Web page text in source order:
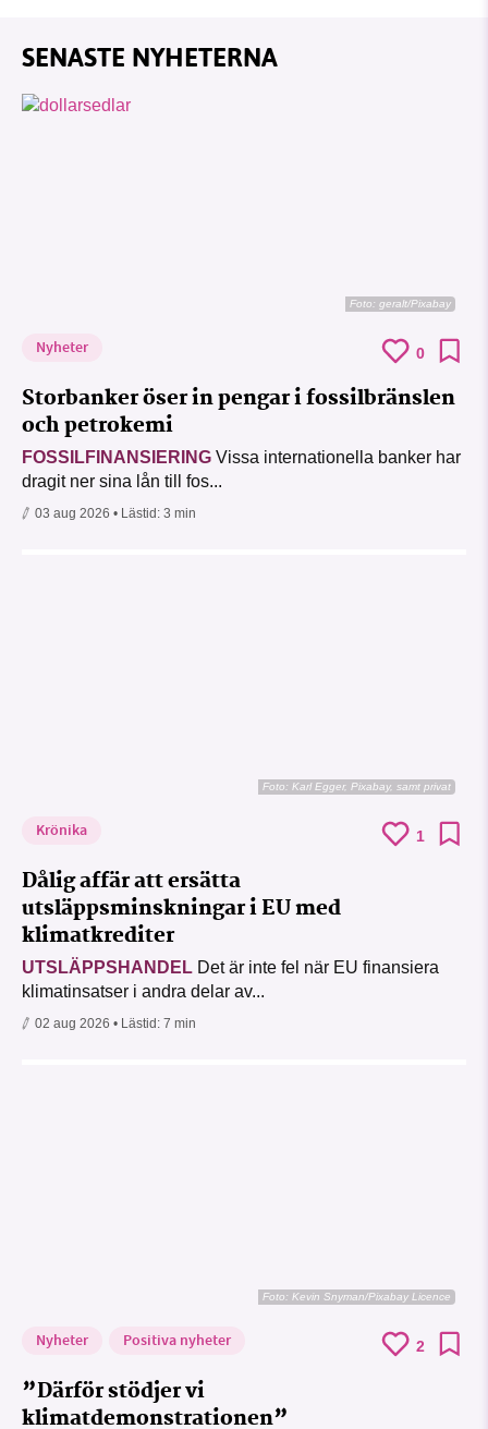
SENASTE NYHETERNA
Foto: geralt/Pixabay
Nyheter 0
Storbanker öser in pengar i fossilbränslen
och petrokemi
FOSSILFINANSIERING Vissa internationella banker har
dragit ner sina lån till fos...
03 aug 2026 • Lästid: 3 min
Foto: Karl Egger, Pixabay, samt privat
Krönika 1
Dålig affär att ersätta
utsläppsminskningar i EU med
klimatkrediter
UTSLÄPPSHANDEL Det är inte fel när EU finansiera
klimatinsatser i andra delar av...
02 aug 2026 • Lästid: 7 min
Foto: Kevin Snyman/Pixabay Licence
Nyheter Positiva nyheter 2
”Därför stödjer vi
klimatdemonstrationen”